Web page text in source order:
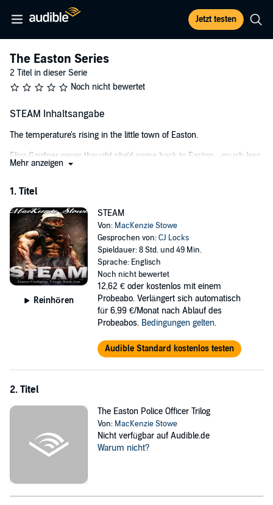
Jetzt testen
The Easton Series
2 Titel in dieser Serie
Noch nicht bewertet
STEAM Inhaltsangabe
The temperature's rising in the little town of Easton.
Eliza Gardner never thought she'd come back to Easton—much less
divorced, broke, and humiliated. But after her husband ran off, she
couldn't wait to leave....
Now Eliza is desperately trying to figure out the next chapter of her
life—and that's when she runs into the last person she ever
expected to see again—childhood acquaintance Nate Ryder.
Now Nate's all grown up—and, as Eliza embarrassingly realizes, in all
Nathan Ryder never expect to run into Eliza again—somebody he'd
only ever known as a goofy kid who once played with his best
Back in those days, he'd never given Eliza a second look....
He knows her life isn’t what she wants it to be, and she isn't look for
more out of her time in Easton than a good-looking distraction....
If only he could convince her of that.
Mehr anzeigen
1. Titel
Reinhören
STEAM
Von: MacKenzie Stowe
Gesprochen von:CJ Locks
Spieldauer: 8 Std. und 49 Min.
Sprache: Englisch
Noch nicht bewertet
12,62 € oder kostenlos mit einem
Probeabo. Verlängert sich automatisch
für 6,99 €/Monat nach Ablauf des
Probeabos. Bedingungen gelten.
Audible Standard kostenlos testen
2. Titel
The Easton Police Officer Trilog
Von: MacKenzie Stowe
Nicht verfügbar auf Audible.de
Warum nicht?